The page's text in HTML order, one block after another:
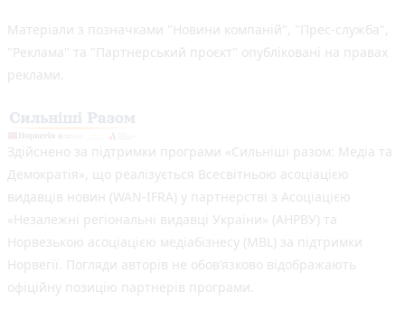
Матеріали з позначками "Новини компаній", "Прес-служба",
"Реклама" та "Партнерський проєкт" опубліковані на правах
реклами.
Здійснено за підтримки програми «Сильніші разом: Медіа та
Демократія», що реалізується Всесвітньою асоціацією
видавців новин (WAN-IFRA) у партнерстві з Асоціацією
«Незалежні регіональні видавці України» (АНРВУ) та
Норвезькою асоціацією медіабізнесу (MBL) за підтримки
Норвегії. Погляди авторів не обов’язково відображають
офіційну позицію партнерів програми.